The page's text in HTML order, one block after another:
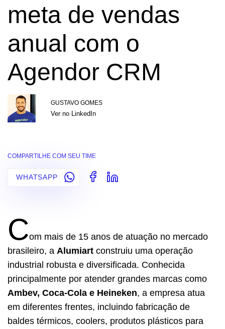
meta de vendas
anual com o
Agendor CRM
GUSTAVO GOMES
Ver no LinkedIn
COMPARTILHE COM SEU TIME
WHATSAPP
Com mais de 15 anos de atuação no mercado
brasileiro, a Alumiart construiu uma operação
industrial robusta e diversificada. Conhecida
principalmente por atender grandes marcas como
Ambev, Coca-Cola e Heineken, a empresa atua
em diferentes frentes, incluindo fabricação de
baldes térmicos, coolers, produtos plásticos para